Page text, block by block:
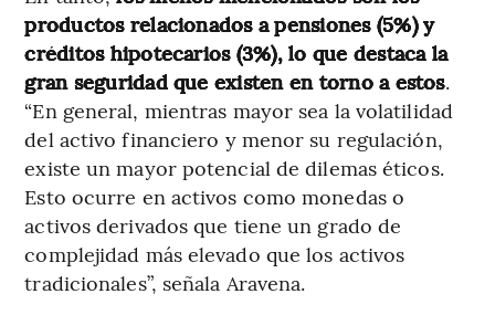
productos relacionados a pensiones (5%) y
créditos hipotecarios (3%), lo que destaca la
gran seguridad que existen en torno a estos.
“En general, mientras mayor sea la volatilidad
del activo financiero y menor su regulación,
existe un mayor potencial de dilemas éticos.
Esto ocurre en activos como monedas o
activos derivados que tiene un grado de
complejidad más elevado que los activos
tradicionales”, señala Aravena.